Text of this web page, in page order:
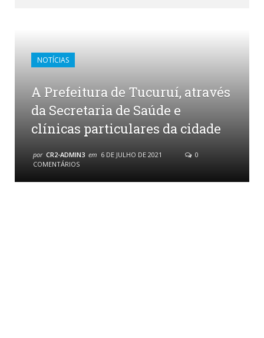
NOTÍCIAS
A Prefeitura de Tucuruí, através
da Secretaria de Saúde e
clínicas particulares da cidade
por CR2-ADMIN3 em 6 DE JULHO DE 2021
0
COMENTÁRIOS